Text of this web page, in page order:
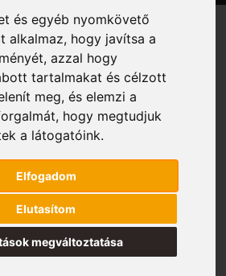
és egyéb nyomkövető
alkalmaz, hogy javítsa a
azzal hogy
tartalmakat és célzott
meg, és elemzi a
hogy megtudjuk
a látogatóink.
Elfogadom
Elutasítom
megváltoztatása
termék / 501
megjelenítve